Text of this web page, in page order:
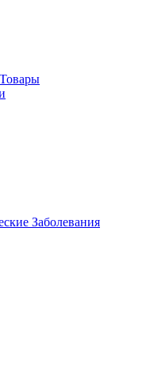
Заболевания